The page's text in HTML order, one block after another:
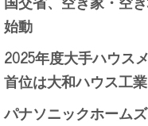
始動
2025年度大手ハウス
首位は大和ハウス工
パナソニックホーム